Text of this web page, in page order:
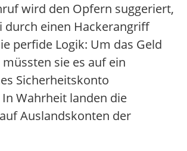
wird den Opfern suggeriert,
durch einen Hackerangriff
perfide Logik: Um das Geld
sie es auf ein
Sicherheitskonto
Wahrheit landen die
Auslandskonten der